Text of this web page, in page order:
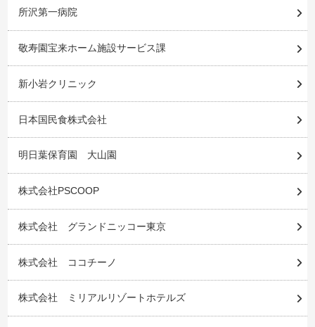
所沢第一病院
敬寿園宝来ホーム施設サービス課
新小岩クリニック
日本国民食株式会社
明日葉保育園 大山園
株式会社PSCOOP
株式会社 グランドニッコー東京
株式会社 ココチーノ
株式会社 ミリアルリゾートホテルズ